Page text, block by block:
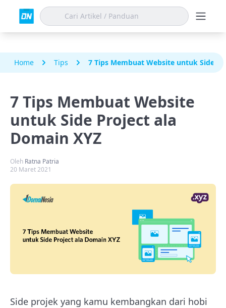
Home Tips 7 Tips Membuat Website untuk Side
7 Tips Membuat Website
untuk Side Project ala
Domain XYZ
Oleh Ratna Patria
20 Maret 2021
Side projek yang kamu kembangkan dari hobi